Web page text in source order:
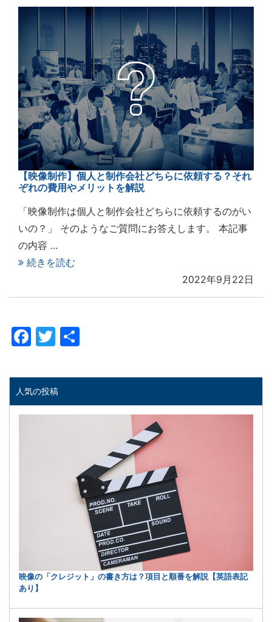
【映像制作】個人と制作会社どちらに依頼する？それ
ぞれの費用やメリットを解説
「映像制作は個人と制作会社どちらに依頼するのがい
いの？」 そのようなご質問にお答えします。 本記事
の内容 ...
続きを読む
2022年9月22日
Facebook
Twitter
人気の投稿
映像の「クレジット」の書き方は？項目と順番を解説【英語表記
あり】